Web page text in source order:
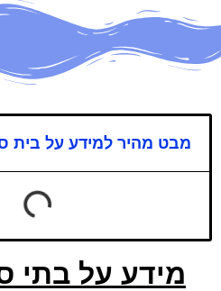
מבט מהיר למידע על בית
מידע על בתי